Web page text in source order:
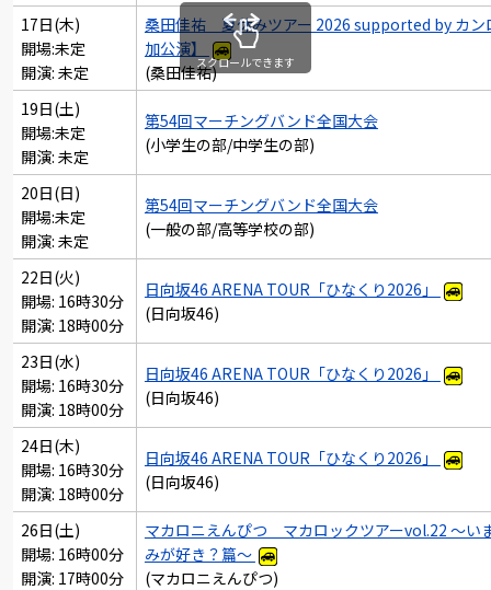
17日(木)
開場:未定
開演: 未定
桑田佳祐 夏休みツアー 2026 supported by カン
加公演】
(桑田佳祐)
19日(土)
開場:未定
開演: 未定
第54回マーチングバンド全国大会
(小学生の部/中学生の部)
20日(日)
開場:未定
開演: 未定
第54回マーチングバンド全国大会
(一般の部/高等学校の部)
22日(火)
開場: 16時30分
開演: 18時00分
日向坂46 ARENA TOUR「ひなくり2026」
(日向坂46)
23日(水)
開場: 16時30分
開演: 18時00分
日向坂46 ARENA TOUR「ひなくり2026」
(日向坂46)
24日(木)
開場: 16時30分
開演: 18時00分
日向坂46 ARENA TOUR「ひなくり2026」
(日向坂46)
26日(土)
開場: 16時00分
開演: 17時00分
マカロニえんぴつ マカロックツアーvol.22 ～い
みが好き？篇～
(マカロニえんぴつ)
スクロールできます